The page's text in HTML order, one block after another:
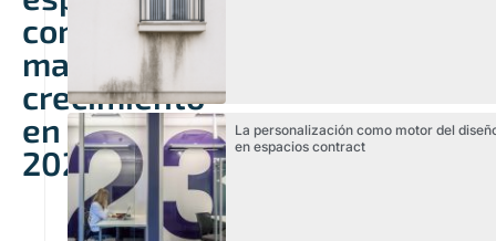
con
mayor
crecimiento
en
2024
La personalización como motor del
en espacios contract